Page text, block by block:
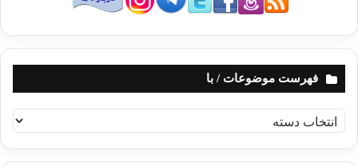
فهرست موضوعات / با
ه
ر